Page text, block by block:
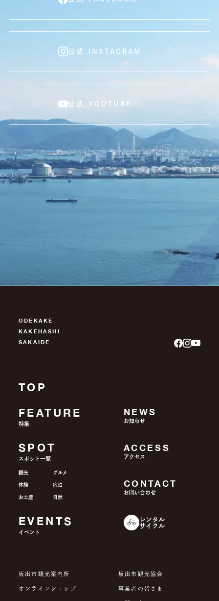
公式 INSTAGRAM
公式 YOUTUBE
ODEKAKE
KAKEHASHI
SAKAIDE
TOP
FEATURE
特集
SPOT
スポット一覧
観光 グルメ
体験 宿泊
お土産 自然
EVENTS
イベント
NEWS
お知らせ
ACCESS
アクセス
CONTACT
お問い合わせ
レンタル
サイクル
坂出市観光案内所 坂出市観光協会
オンラインショップ 事業者の皆さま